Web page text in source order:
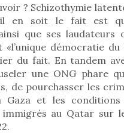
? Schizothymie
en soit le fait est
que ses laudateurs
«l’unique démocratie
du fait. En tandem
une ONG phare
de pourchasser les
Gaza et les
immigrés au Qatar sur